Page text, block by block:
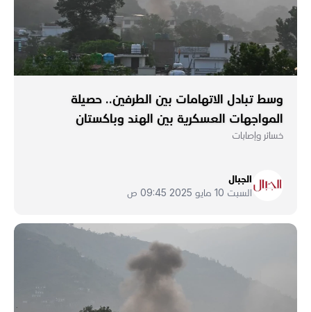
وسط تبادل الاتهامات بين الطرفين.. حصيلة
المواجهات العسكرية بين الهند وباكستان
خسائر وإصابات
الجبال
السبت 10 مايو 2025 09:45 ص